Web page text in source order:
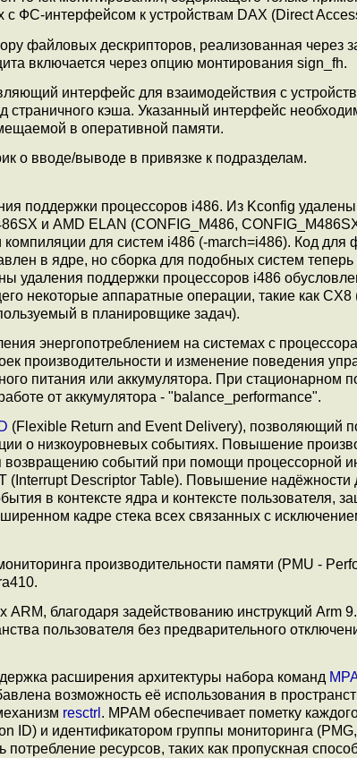
ФС-интерфейсом к устройствам DAX (Direct
файловых дескрипторов, реализованная через
включается через опцию монтирования sign_fh.
интерфейс для взаимодействия с
кэша. Указанный интерфейс
в оперативной памяти.
о вводе/выводе в привязке к подразделам.
поддержки процессоров i486. Из Kconfig
и AMD ELAN (CONFIG_M486,
для систем i486 (-march=i486). Код для
в ядре, но сборка для подобных систем теперь
удаления поддержки процессоров i486
некоторые аппаратные операции, такие как CX8
в планировщике задач).
энергопотреблением на системах с
производительности и изменение поведения
питания или аккумулятора. При стационарном
от аккумулятора - "balance_performance".
(Flexible Return and Event Delivery), позволяющий
о низкоуровневых событиях. Повышение
возвращению событий при помощи процессорной
(Interrupt Descriptor Table). Повышение надёжности
в контексте ядра и контексте пользователя,
кадре стека всех связанных с
производительности памяти (PMU -
благодаря задействованию инструкций Arm
пользователя без предварительного
расширения архитектуры набора команд
возможность её использования в
resctrl . MPAM обеспечивает пометку
ID) и идентификатором группы мониторинга
ресурсов, таких как пропускная